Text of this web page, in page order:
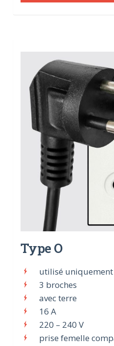
Type O
utilisé
3 broches
avec terre
16 A
220 – 240 V
prise femelle